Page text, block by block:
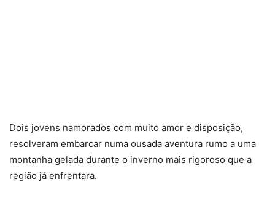
Dois jovens namorados com muito amor e disposição,
resolveram embarcar numa ousada aventura rumo a uma
montanha gelada durante o inverno mais rigoroso que a
região já enfrentara.